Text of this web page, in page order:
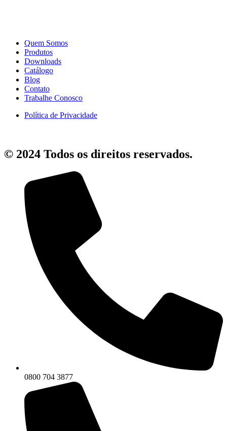
Quem Somos
Produtos
Downloads
Catálogo
Blog
Contato
Trabalhe Conosco
Política de Privacidade
© 2024 Todos os direitos reservados.
0800 704 3877